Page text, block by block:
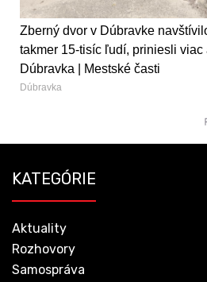
Zberný dvor v Dúbravke
takmer 15-tisíc ľudí, priniesli viac
Dúbravka | Mestské časti
Dúbravka
KATEGÓRIE
Aktuality
Rozhovory
Samospráva